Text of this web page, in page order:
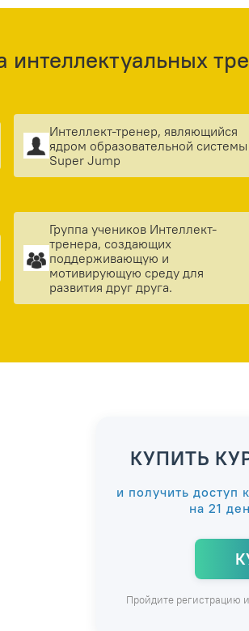
интеллектуальных
Интеллект-тренер, являющийся
ядром образовательной системы
Super Jump
Группа учеников Интеллект-
тренера, создающих
поддерживающую и
мотивирующую среду для
развития друг друга.
КУПИТЬ
и получить доступ
на 21
Пройдите регистрацию